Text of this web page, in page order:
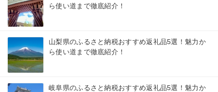
ら使い道まで徹底紹介！
山梨県のふるさと納税おすすめ返礼品5選！魅力か
ら使い道まで徹底紹介！
岐阜県のふるさと納税おすすめ返礼品5選！魅力か